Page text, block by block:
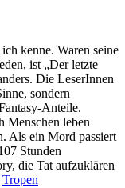
kenne. Waren seine
ist „Der letzte
Die LeserInnen
sondern
Anteile.
Menschen leben
Als ein Mord passiert
Stunden
die Tat aufzuklären
Tropen